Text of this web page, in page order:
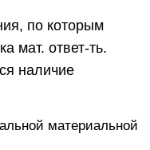
по которым
мат. ответ-ть.
наличие
материальной